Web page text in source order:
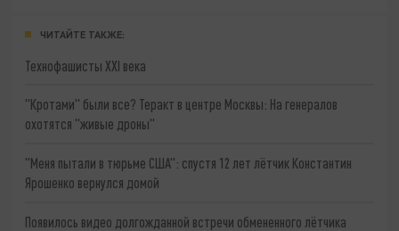
ЧИТАЙТЕ ТАКЖЕ:
Технофашисты XXI века
"Кротами" были все? Теракт в центре Москвы: На генералов
охотятся "живые дроны"
"Меня пытали в тюрьме США": спустя 12 лет лётчик Константин
Ярошенко вернулся домой
Появилось видео долгожданной встречи обмененного лётчика